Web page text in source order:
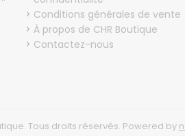
Conditions générales de vente
À propos de CHR Boutique
Contactez-nous
Tous droits réservés. Powered by